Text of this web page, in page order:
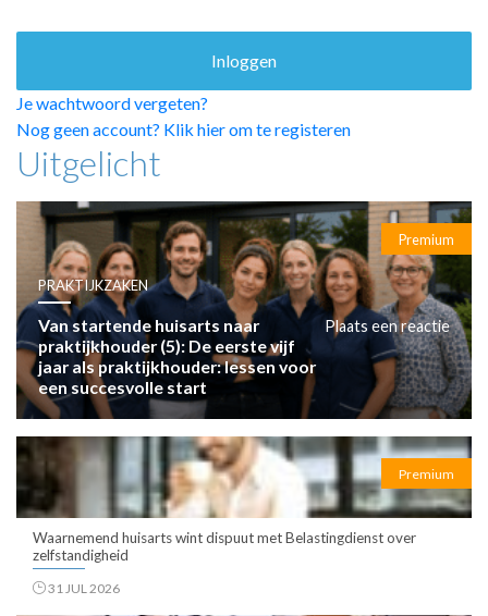
PRAKTIJKZAKEN
TARIEVEN
VPHUISARTSEN
MEDISCHE VAKHANDEL
INLOGGEN
REGISTRATIE
Je wachtwoord vergeten?
Nog geen account? Klik hier om te registeren
Uitgelicht
Premium
PRAKTIJKZAKEN
Van startende huisarts naar
praktijkhouder (5): De eerste vijf
jaar als praktijkhouder: lessen voor
een succesvolle start
Plaats een reactie
Premium
Waarnemend huisarts wint dispuut met Belastingdienst over
zelfstandigheid
31 JUL 2026